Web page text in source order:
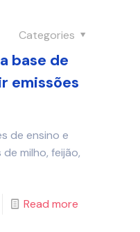
Categories
base de
emissões
de ensino e
milho, feijão,
Read more